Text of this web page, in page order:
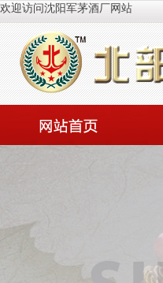
欢迎访问沈阳军茅酒厂网站